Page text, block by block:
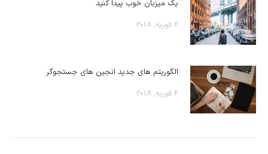
یک میزبان خوب پیدا کنید
6 فوریه, 2018
الگوریتم های جدید انجین های جستجوگر
6 فوریه, 2018